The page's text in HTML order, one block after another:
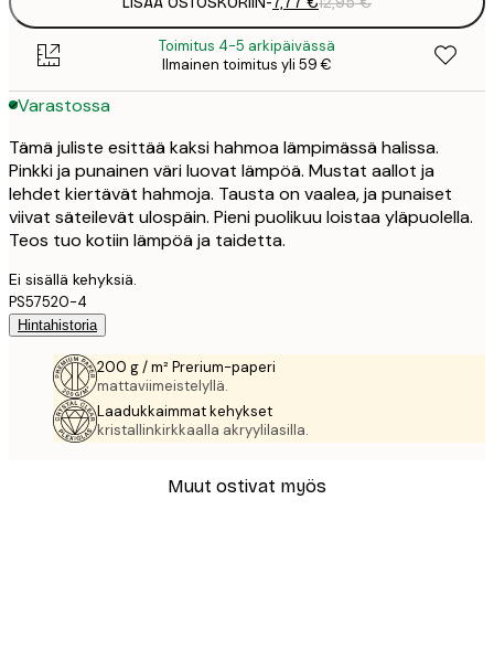
Toimitus 4-5 arkipäivässä
Ilmainen toimitus yli 59 €
Varastossa
Tämä juliste esittää kaksi hahmoa lämpimässä halissa.
Pinkki ja punainen väri luovat lämpöä. Mustat aallot ja
lehdet kiertävät hahmoja. Tausta on vaalea, ja punaiset
viivat säteilevät ulospäin. Pieni puolikuu loistaa yläpuolella.
Teos tuo kotiin lämpöä ja taidetta.
Ei sisällä kehyksiä.
PS57520-4
Hintahistoria
200 g / m² Prerium-paperi
mattaviimeistelyllä.
Laadukkaimmat kehykset
kristallinkirkkaalla akryylilasilla.
Muut ostivat myös